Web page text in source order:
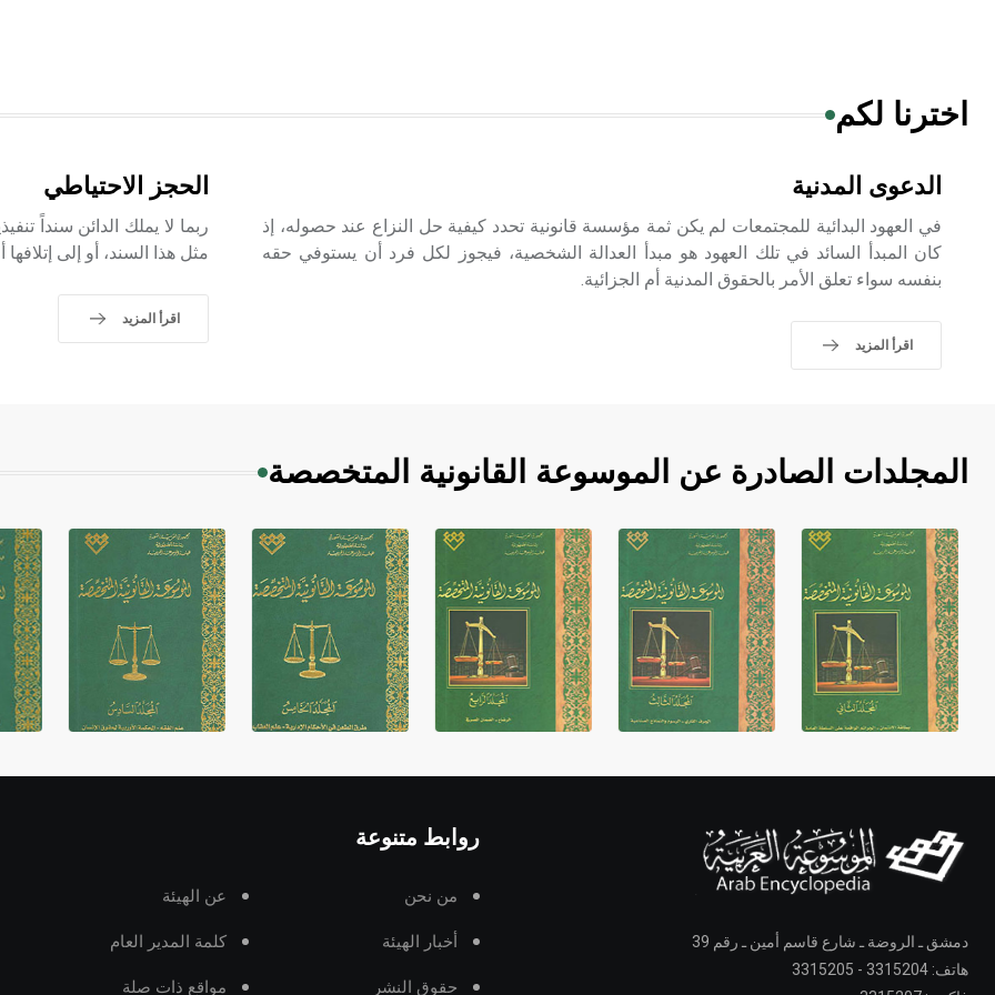
اخترنا لكم
الدعوى المدنية
في العهود البدائية للمجتمعات لم يكن ثمة مؤسسة قانونية تحدد كيفية حل النزاع عند حصوله، إذ
كان المبدأ السائد في تلك العهود هو مبدأ العدالة الشخصية، فيجوز لكل فرد أن يستوفي حقه
بنفسه سواء تعلق الأمر بالحقوق المدنية أم الجزائية.
اقرأ المزيد
الحجز الاحتياطي
ربما لا يملك الدائن سنداً
مثل هذا السند، أو إلى
اقرأ المزيد
المجلدات الصادرة عن الموسوعة القانونية المتخصصة
دمشق ـ الروضة ـ شارع قاسم أمين ـ رقم 39
هاتف: 3315204 - 3315205
روابط متنوعة
من نحن عن الهيئة
أخبار الهيئة كلمة المدير العام
حقوق النشر مواقع ذات صلة